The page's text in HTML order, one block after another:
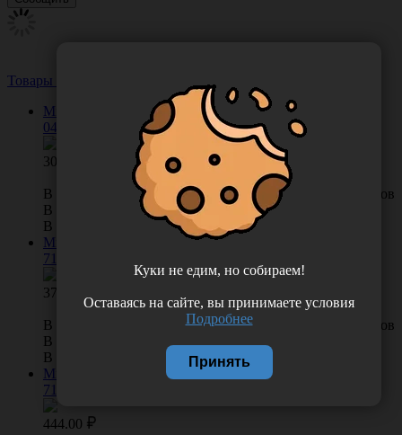
Товары из этой категории
Миска пластифицирующая (каучук) голубая, 8 см, 02-
048
300.00
0 отзывов
В КОРЗИНУ
В наличии во Владивостоке 2 шт.
В наличии в Хабаровске 0 шт.
Миска пластифицирующая (каучук) голубая,13 см, 00-
718
370.00
0 отзывов
В КОРЗИНУ
В наличии во Владивостоке 2 шт.
В наличии в Хабаровске 0 шт.
Миска пластифицирующая (каучук) розовая,13 см, 00-
718
444.00
Куки не едим, но собираем!
Оставаясь на сайте, вы принимаете условия
Подробнее
Принять